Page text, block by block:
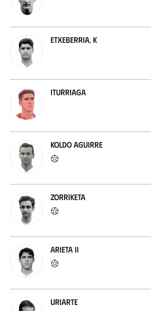
Etxeberria, K
Iturriaga
Koldo Aguirre
Zorriketa
Arieta II
Uriarte